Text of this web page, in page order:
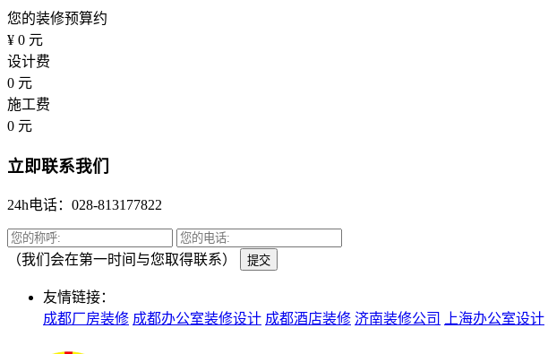
您的装修预算约
¥ 0 元
设计费
0 元
施工费
0 元
立即联系我们
24h电话：028-813177822
（我们会在第一时间与您取得联系） 提交
友情链接：
成都厂房装修 成都办公室装修设计 成都酒店装修 济南装修公司 上海办公室设计